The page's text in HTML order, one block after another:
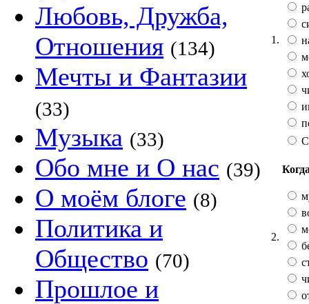
Любовь, Дружба,
Отношения (134)
Мечты и Фантазии
(33)
Музыка (33)
Обо мне и О нас (39)
О моём блоге (8)
Политика и
Общество (70)
Прошлое и
1.
2.